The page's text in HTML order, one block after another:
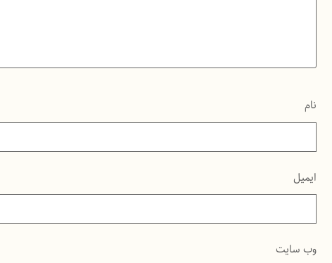
نام
ایمیل
وب‌ سایت